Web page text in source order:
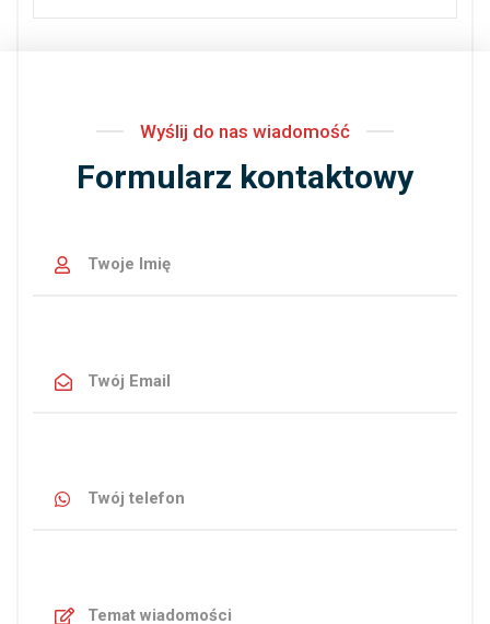
Wyślij do nas wiadomość
Formularz kontaktowy